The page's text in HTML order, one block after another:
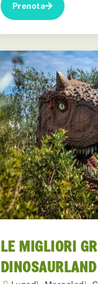
Prenota
LE MIGLIORI
DINOSAURLAND